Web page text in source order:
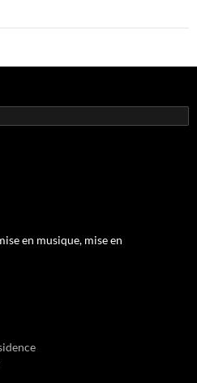
en musique, mise en